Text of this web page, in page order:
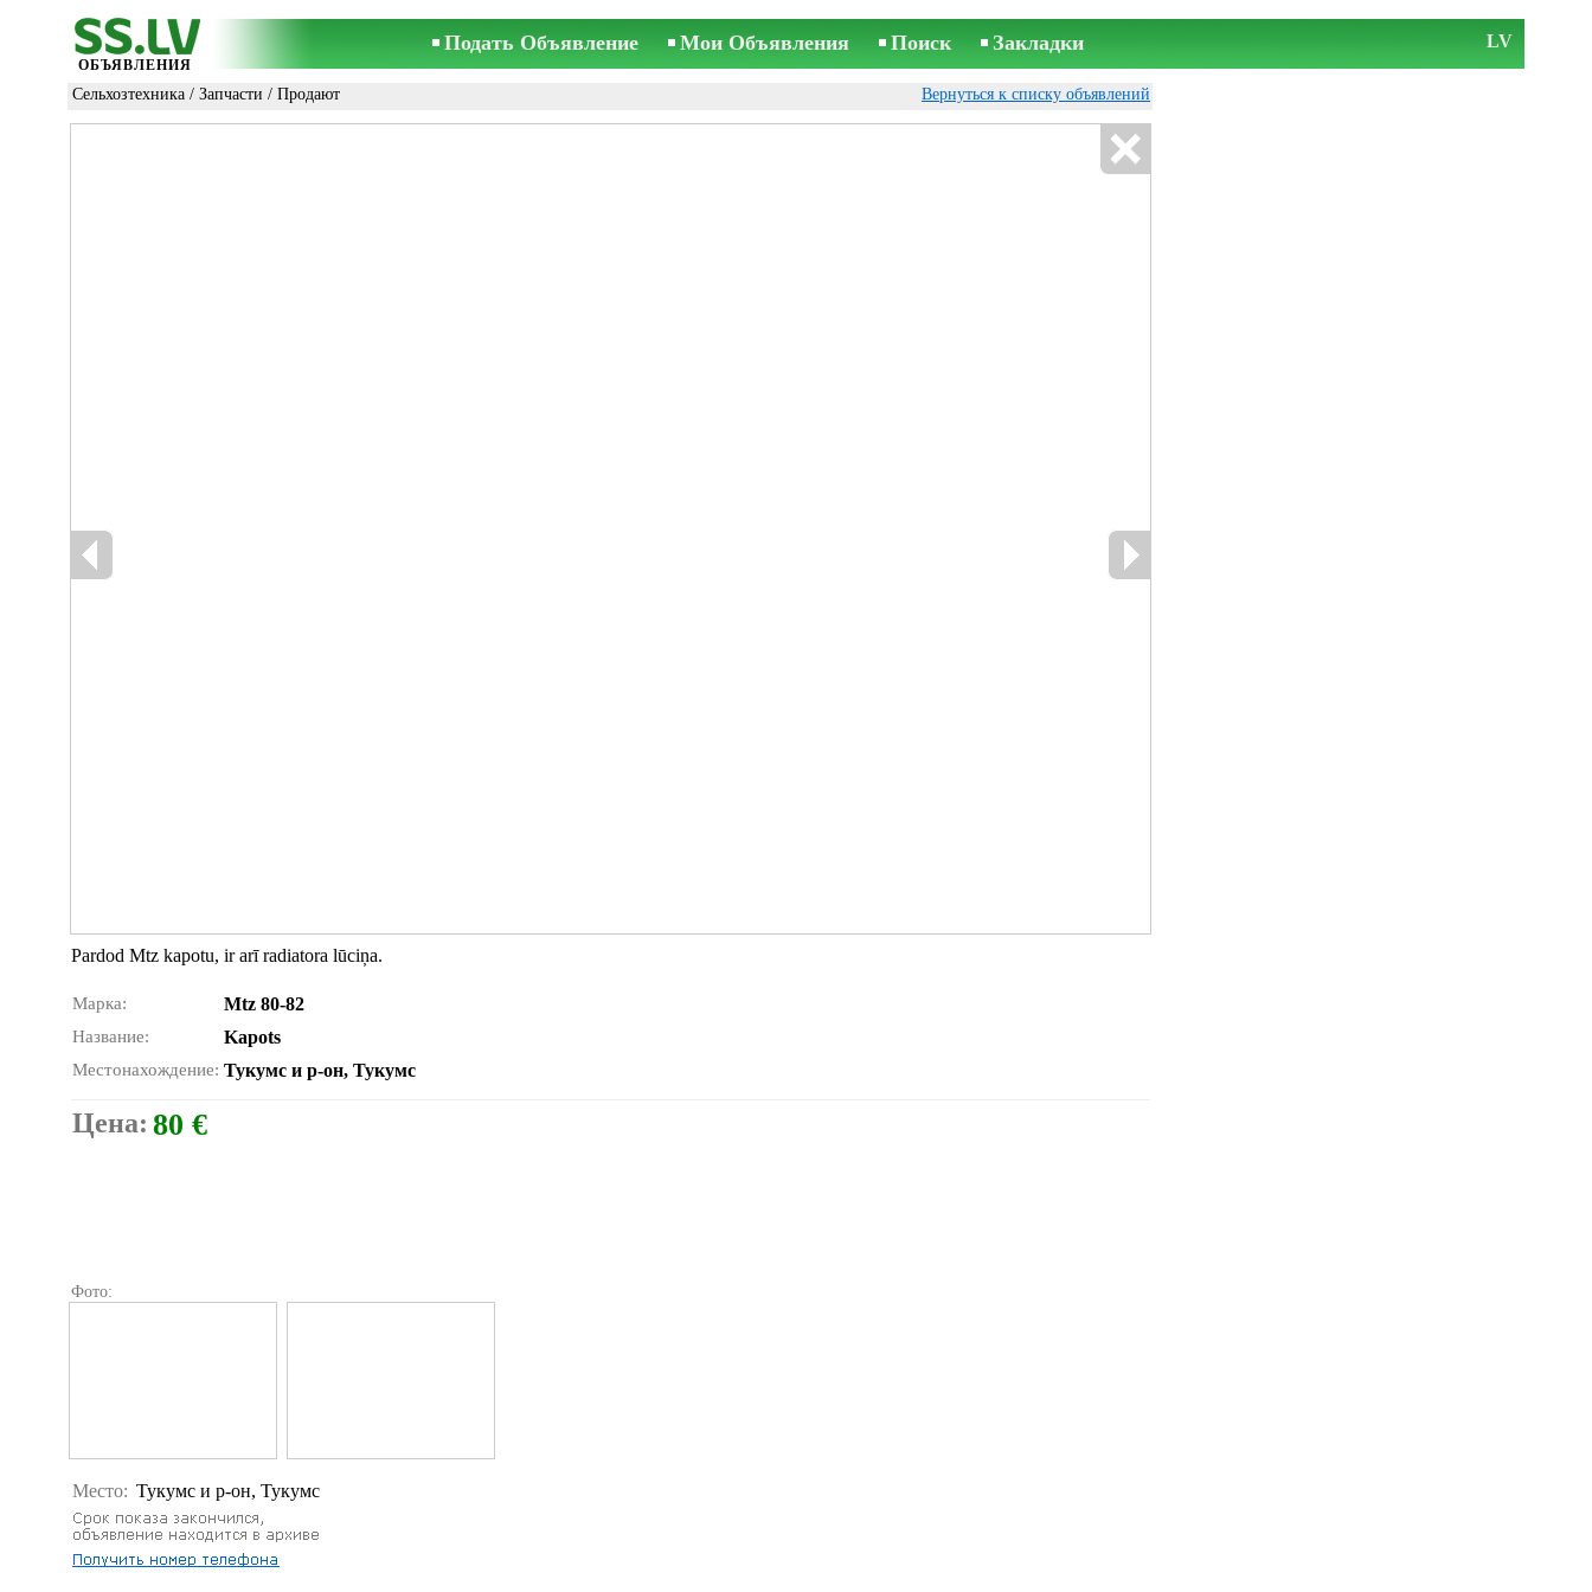
ОБЪЯВЛЕНИЯ
Подать Объявление Мои Объявления Поиск Закладки LV
Сельхозтехника / Запчасти / Продают Вернуться к списку объявлений
Pardod Mtz kapotu, ir arī radiatora lūciņa.
Марка: Mtz 80-82
Название: Kapots
Местонахождение: Тукумс и р-он, Тукумс
Цена: 80 €
Фото:
Место: Тукумс и р-он, Тукумс